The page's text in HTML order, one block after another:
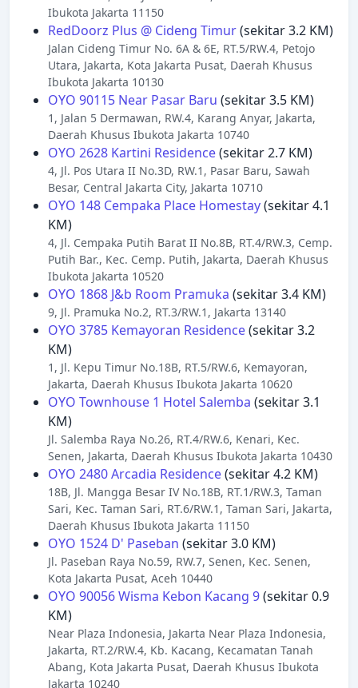
Ibukota Jakarta 11150
RedDoorz Plus @ Cideng Timur(sekitar 3.2 KM)
Jalan Cideng Timur No. 6A & 6E, RT.5/RW.4, Petojo
Utara, Jakarta, Kota Jakarta Pusat, Daerah Khusus
Ibukota Jakarta 10130
OYO 90115 Near Pasar Baru (sekitar 3.5 KM)
1, Jalan 5 Dermawan, RW.4, Karang Anyar, Jakarta,
Daerah Khusus Ibukota Jakarta 10740
OYO 2628 Kartini Residence(sekitar 2.7 KM)
4, Jl. Pos Utara II No.3D, RW.1, Pasar Baru, Sawah
Besar, Central Jakarta City, Jakarta 10710
OYO 148 Cempaka Place Homestay(sekitar 4.1
KM)
4, Jl. Cempaka Putih Barat II No.8B, RT.4/RW.3, Cemp.
Putih Bar., Kec. Cemp. Putih, Jakarta, Daerah Khusus
Ibukota Jakarta 10520
OYO 1868 J&b Room Pramuka (sekitar 3.4 KM)
9, Jl. Pramuka No.2, RT.3/RW.1, Jakarta 13140
OYO 3785 Kemayoran Residence(sekitar 3.2
KM)
1, Jl. Kepu Timur No.18B, RT.5/RW.6, Kemayoran,
Jakarta, Daerah Khusus Ibukota Jakarta 10620
OYO Townhouse 1 Hotel Salemba (sekitar 3.1
KM)
Jl. Salemba Raya No.26, RT.4/RW.6, Kenari, Kec.
Senen, Jakarta, Daerah Khusus Ibukota Jakarta 10430
OYO 2480 Arcadia Residence(sekitar 4.2 KM)
18B, Jl. Mangga Besar IV No.18B, RT.1/RW.3, Taman
Sari, Kec. Taman Sari, RT.6/RW.1, Taman Sari, Jakarta,
Daerah Khusus Ibukota Jakarta 11150
OYO 1524 D' Paseban (sekitar 3.0 KM)
Jl. Paseban Raya No.59, RW.7, Senen, Kec. Senen,
Kota Jakarta Pusat, Aceh 10440
OYO 90056 Wisma Kebon Kacang 9(sekitar 0.9
KM)
Near Plaza Indonesia, Jakarta Near Plaza Indonesia,
Jakarta, RT.2/RW.4, Kb. Kacang, Kecamatan Tanah
Abang, Kota Jakarta Pusat, Daerah Khusus Ibukota
Jakarta 10240